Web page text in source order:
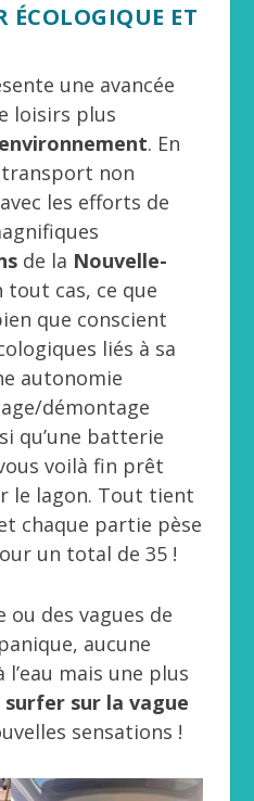
ÉCOLOGIQUE ET
une avancée
loisirs plus
environnement. En
non
les efforts de
de la Nouvelle-
tout cas, ce que
que conscient
liés à sa
autonomie
démontage
qu’une batterie
voilà fin prêt
le lagon. Tout tient
chaque partie pèse
un total de 35 !
ou des vagues de
aucune
mais une plus
surfer sur la vague
sensations !